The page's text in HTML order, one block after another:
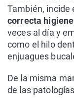
También, incide
correcta higiene
veces al día y
como el hilo
enjuagues
De la misma
de las